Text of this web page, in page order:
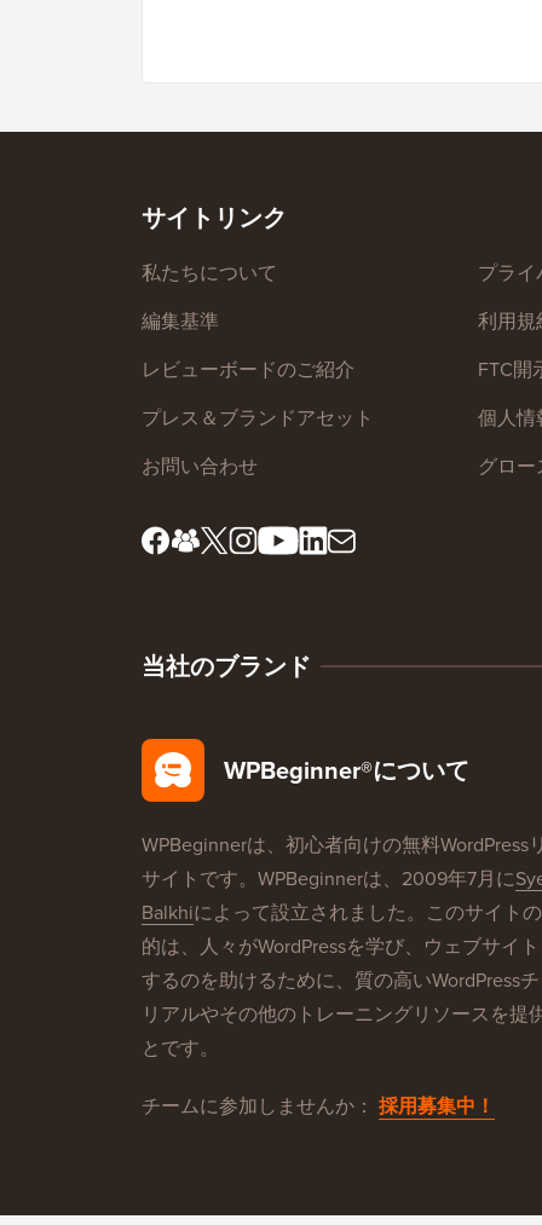
サイトリンク
私たちについて
編集基準
レビューボードのご紹介
プレス＆ブランドアセット
お問い合わせ
プライ
利用規
FTC開
個人情
グロ
当社のブランド
WPBeginner®について
WPBeginnerは、初心者向けの無料WordPress
サイトです。WPBeginnerは、2009年7月に
Balkhiによって設立されました。このサイト
的は、人々がWordPressを学び、ウェブサイ
するのを助けるために、質の高いWordPressチ
リアルやその他のトレーニングリソースを提
とです。
チームに参加しませんか： 採用募集中！